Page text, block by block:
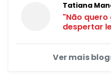
Tatiana
"Não
despertar
Ver mais